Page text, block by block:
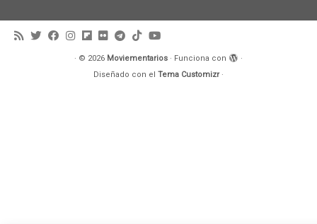
· © 2026 Moviementarios · Funciona con
·
Diseñado con el Tema Customizr·